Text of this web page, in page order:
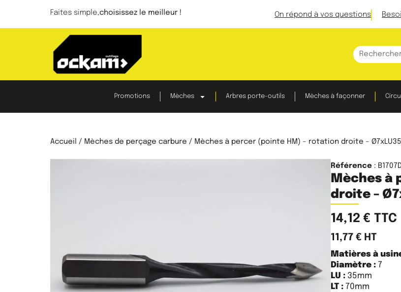
Faites simple,choisissez le meilleur ! On répond à vos questions
Promotions Mèches Arbres porte-outils Mèches à façonner
Accueil / Mèches de perçage carbure / Mèches à percer (pointe HM) – rotation droite –
Référence :
Mèches à
droite –
14,12 € TTC
11,77 € HT
Matières à
Diamètre : 7
LU : 35mm
LT : 70mm